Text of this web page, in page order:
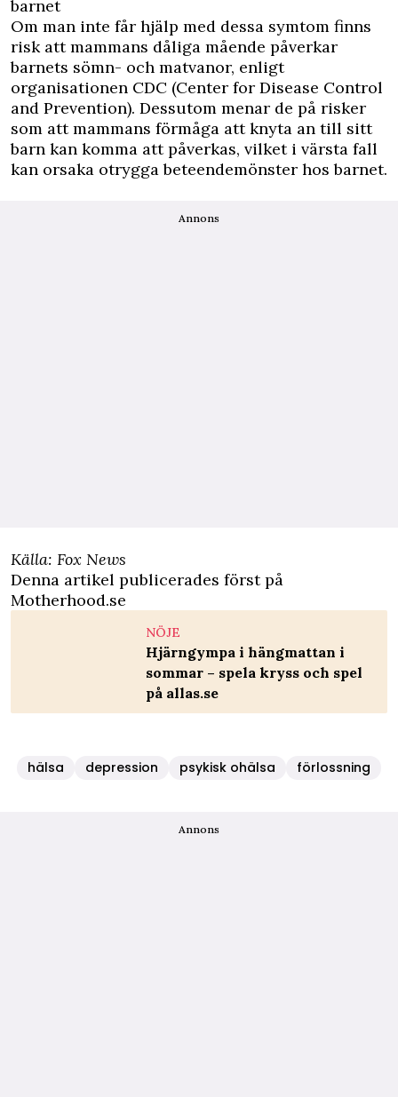
barnet
Om man inte får hjälp med dessa symtom finns
risk att mammans dåliga mående påverkar
barnets sömn- och matvanor, enligt
organisationen CDC (Center for Disease Control
and Prevention). Dessutom menar de på risker
som att mammans förmåga att knyta an till sitt
barn kan komma att påverkas, vilket i värsta fall
kan orsaka otrygga beteendemönster hos barnet.
Annons
Källa: Fox News
Denna artikel publicerades först på
Motherhood.se
NÖJE
Hjärngympa i hängmattan i
sommar – spela kryss och spel
på allas.se
hälsa depression psykisk ohälsa förlossning
Annons